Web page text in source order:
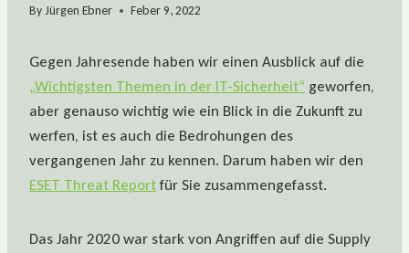
ByJürgen Ebner Feber 9, 2022
Gegen Jahresende haben wir einen Ausblick auf die
„Wichtigsten Themen in der IT-Sicherheit“ geworfen,
aber genauso wichtig wie ein Blick in die Zukunft zu
werfen, ist es auch die Bedrohungen des
vergangenen Jahr zu kennen. Darum haben wir den
ESET Threat Reportfür Sie zusammengefasst.
Das Jahr 2020 war stark von Angriffen auf die Supply